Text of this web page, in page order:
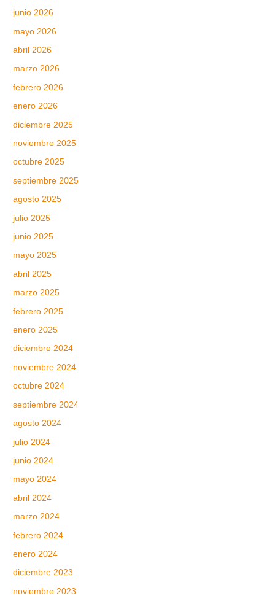
junio 2026
mayo 2026
abril 2026
marzo 2026
febrero 2026
enero 2026
diciembre 2025
noviembre 2025
octubre 2025
septiembre 2025
agosto 2025
julio 2025
junio 2025
mayo 2025
abril 2025
marzo 2025
febrero 2025
enero 2025
diciembre 2024
noviembre 2024
octubre 2024
septiembre 2024
agosto 2024
julio 2024
junio 2024
mayo 2024
abril 2024
marzo 2024
febrero 2024
enero 2024
diciembre 2023
noviembre 2023